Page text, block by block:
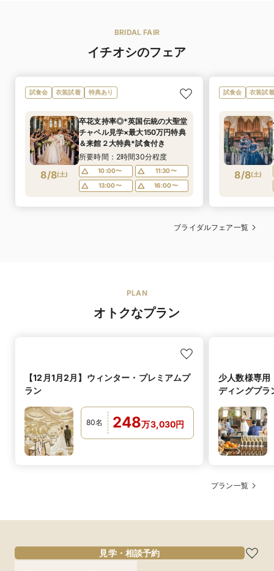
BRIDAL FAIR
イチオシのフェア
試食会 衣装試着 特典あり
8/8(土)
卒花支持率◎*英国伝統の大聖堂
チャペル見学×最大150万円特典
＆来館２大特典*試食付き
所要時間：2時間30分程度
10:00〜
11:30〜
13:00〜
16:00〜
試食会 衣装試着
8/8(土)
ブライダルフェア一覧
PLAN
オトクなプラン
【12月1月2月】ウィンター・プレミアムプ
ラン
80名 248万3,030円
少人数様専用
ディングプラ
プラン一覧
見学・相談予約